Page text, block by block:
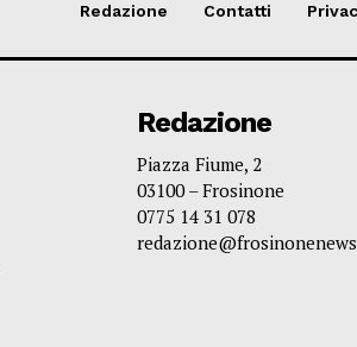
Redazione Contatti
Redazione
Piazza Fiume, 2
03100 – Frosinone
0775 14 31 078